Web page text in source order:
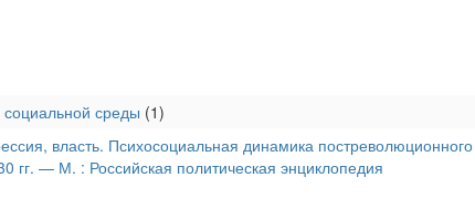
среды (1)
власть. Психосоциальная динамика постреволюционного
гг. — М. : Российская политическая энциклопедия